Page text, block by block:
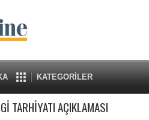
KATEGORİLER
TARHİYATI AÇIKLAMASI